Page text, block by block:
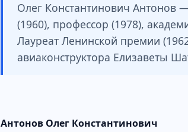
Олег Константинович Антонов
(1960), профессор (1978),
Лауреат Ленинской премии
авиаконструктора Елизаветы
Антонов Олег Константинович